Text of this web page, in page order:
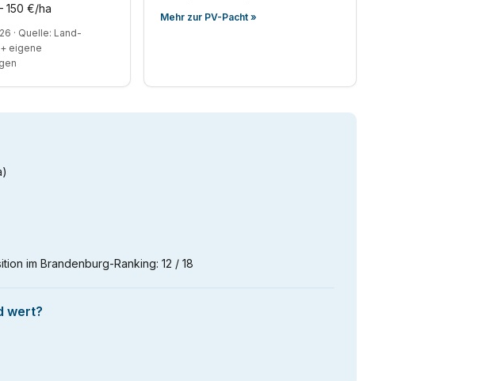
150 €/ha
· Quelle: Land-
eigene
Mehr zur PV-Pacht »
im Brandenburg-Ranking: 12 / 18
wert?